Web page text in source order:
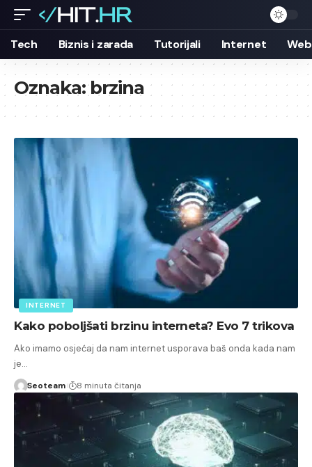
Tech Biznis i zarada Tutorijali Internet
Oznaka:brzina
INTERNET
Kako poboljšati brzinu interneta? Evo 7 trikova
Ako imamo osjećaj da nam internet usporava baš onda kada nam
je…
Seoteam 8 minuta čitanja